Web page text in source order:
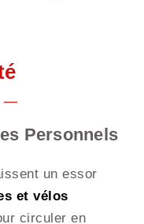
Personnels
un essor
et vélos
circuler en